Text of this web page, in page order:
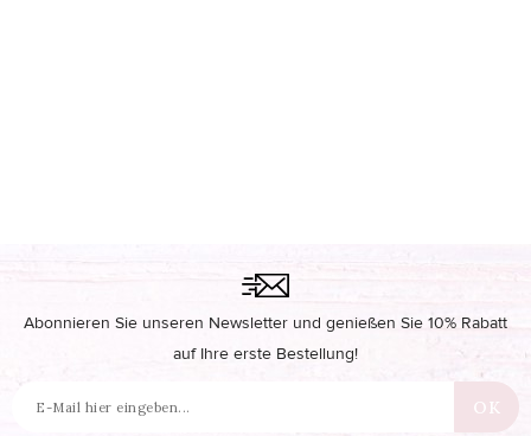
Abonnieren Sie unseren Newsletter und genießen Sie 10% Rabatt
auf Ihre erste Bestellung!